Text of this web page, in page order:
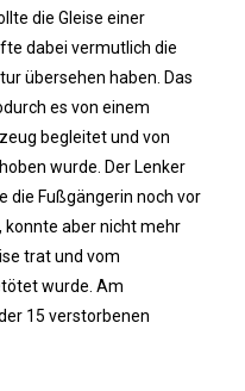
die Gleise einer
dabei vermutlich die
übersehen haben. Das
es von einem
begleitet und von
wurde. Der Lenker
die Fußgängerin noch vor
aber nicht mehr
trat und vom
wurde. Am
15 verstorbenen